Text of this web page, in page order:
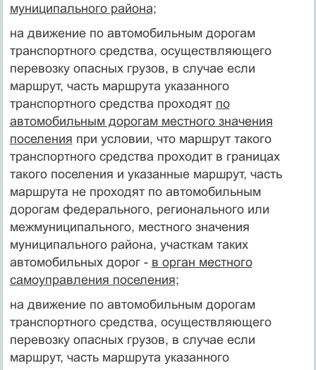
муниципального района;
на движение по автомобильным дорогам
транспортного средства, осуществляющего
перевозку опасных грузов, в случае если
маршрут, часть маршрута указанного
транспортного средства проходят по
автомобильным дорогам местного значения
поселения при условии, что маршрут такого
транспортного средства проходит в границах
такого поселения и указанные маршрут, часть
маршрута не проходят по автомобильным
дорогам федерального, регионального или
межмуниципального, местного значения
муниципального района, участкам таких
автомобильных дорог - в орган местного
самоуправления поселения;
на движение по автомобильным дорогам
транспортного средства, осуществляющего
перевозку опасных грузов, в случае если
маршрут, часть маршрута указанного